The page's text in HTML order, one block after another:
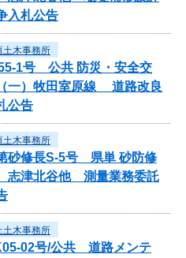
入札公告
土木事務所
1号 公共 防災・安全交
一）牧田室原線 道路改良
公告
土木事務所
砂修長S-5号 県単 砂防修
志津北谷他 測量業務委託
土木事務所
02号/公共 道路メンテ